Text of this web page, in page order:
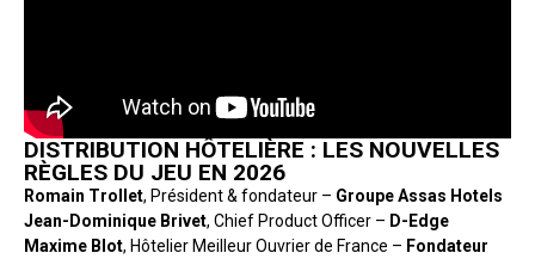
DISTRIBUTION HÔTELIÈRE : LES NOUVELLES
RÈGLES DU JEU EN 2026
Romain Trollet, Président & fondateur – Groupe Assas Hotels
Jean-Dominique Brivet, Chief Product Officer – D-Edge
Maxime Blot, Hôtelier Meilleur Ouvrier de France – Fondateur